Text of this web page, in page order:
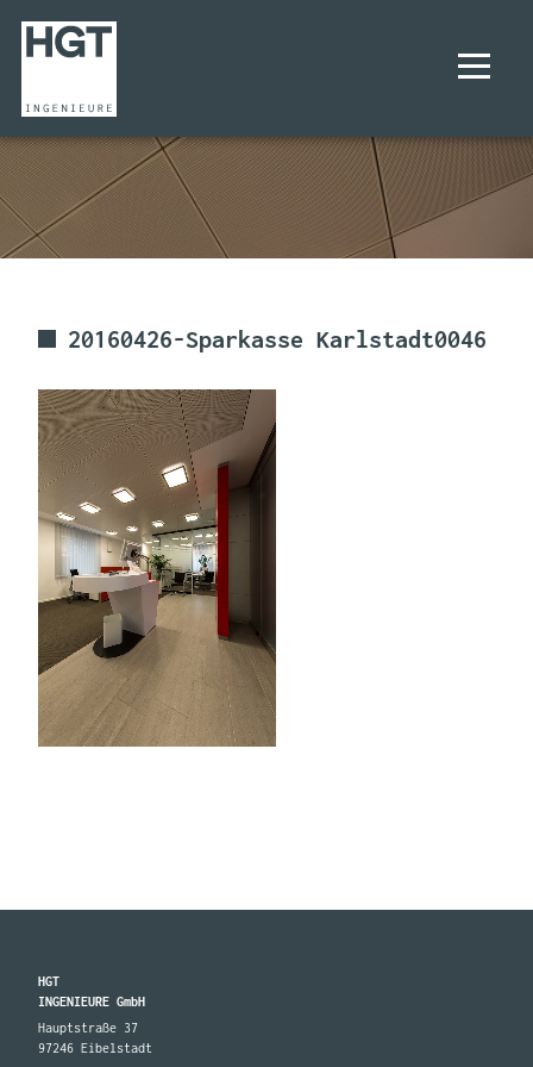
UNTERNEHMEN
LEISTUNGEN
KARRIERE
KONTAKT
20160426-Sparkasse Karlstadt0046
HGT
INGENIEURE GmbH
Hauptstraße 37
97246 Eibelstadt